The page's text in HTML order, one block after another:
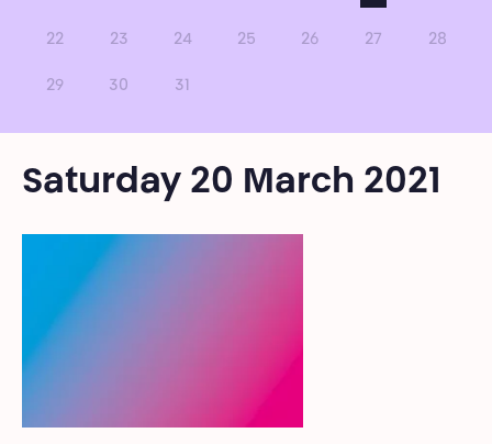
22 23 24 25 26 27 28
29 30 31
Saturday 20 March 2021